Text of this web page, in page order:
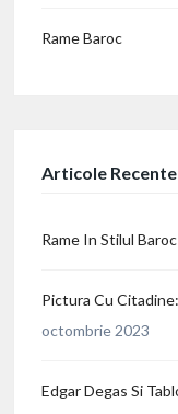
Rame Baroc
Articole Recente
Rame In Stilul Baroc
Pictura Cu
octombrie 2023
Edgar Degas Si